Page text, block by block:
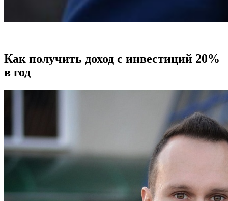
Как получить доход с инвестиций 20%
в год